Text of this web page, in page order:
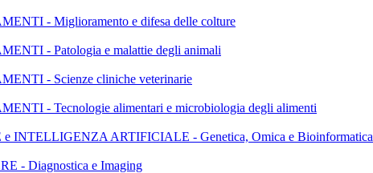
- Miglioramento e difesa delle colture
- Patologia e malattie degli animali
- Scienze cliniche veterinarie
- Tecnologie alimentari e microbiologia degli alimenti
INTELLIGENZA ARTIFICIALE - Genetica, Omica e Bioinformatica
- Diagnostica e Imaging